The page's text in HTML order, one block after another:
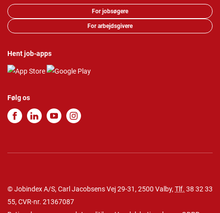
For jobsøgere
For arbejdsgivere
Hent job-apps
Følg os
© Jobindex A/S, Carl Jacobsens Vej 29-31, 2500 Valby, Tlf. 38 32 33
55, CVR-nr. 21367087